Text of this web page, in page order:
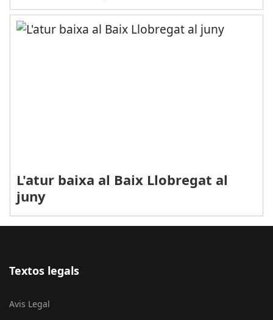
L'atur baixa al Baix Llobregat al
juny
Textos legals
Avis Legal